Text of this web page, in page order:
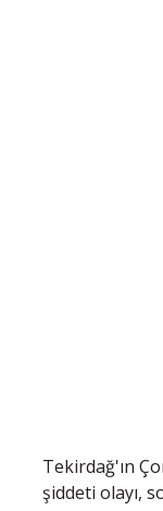
Tekirdağ'ın
şiddeti olayı,